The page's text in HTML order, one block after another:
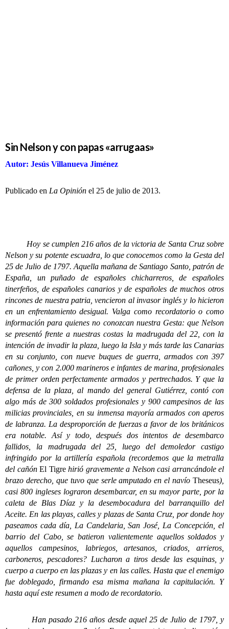
Sin Nelson y con papas «arrugaas»
Autor: Jesús Villanueva Jiménez
Publicado en La Opinión el 25 de julio de 2013.
Hoy se cumplen 216 años de la victoria de Santa Cruz sobre
Nelson y su potente escuadra, lo que conocemos como la Gesta del
25 de Julio de 1797. Aquella mañana de Santiago Santo, patrón de
España, un puñado de españoles chicharreros, de españoles
tinerfeños, de españoles canarios y de españoles de muchos otros
rincones de nuestra patria, vencieron al invasor inglés y lo hicieron
en un enfrentamiento desigual. Valga como recordatorio o como
información para quienes no conozcan nuestra Gesta: que Nelson
se presentó frente a nuestras costas la madrugada del 22, con la
intención de invadir la plaza, luego la Isla y más tarde las Canarias
en su conjunto, con nueve buques de guerra, armados con 397
cañones, y con 2.000 marineros e infantes de marina, profesionales
de primer orden perfectamente armados y pertrechados. Y que la
defensa de la plaza, al mando del general Gutiérrez, contó con
algo más de 300 soldados profesionales y 900 campesinos de las
milicias provinciales, en su inmensa mayoría armados con aperos
de labranza. La desproporción de fuerzas a favor de los británicos
era notable. Así y todo, después dos intentos de desembarco
fallidos, la madrugada del 25, luego del demoledor castigo
infringido por la artillería española (recordemos que la metralla
del cañón El Tigrehirió gravemente a Nelson casi arrancándole el
brazo derecho, que tuvo que serle amputado en el navío Theseus),
casi 800 ingleses lograron desembarcar, en su mayor parte, por la
caleta de Blas Díaz y la desembocadura del barranquillo del
Aceite. En las playas, calles y plazas de Santa Cruz, por donde hoy
paseamos cada día, La Candelaria, San José, La Concepción, el
barrio del Cabo, se batieron valientemente aquellos soldados y
aquellos campesinos, labriegos, artesanos, criados, arrieros,
carboneros, pescadores? Lucharon a tiros desde las esquinas, y
cuerpo a cuerpo en las plazas y en las calles. Hasta que el enemigo
fue doblegado, firmando esa misma mañana la capitulación. Y
hasta aquí este resumen a modo de recordatorio.
Han pasado 216 años desde aquel 25 de Julio de 1797, y